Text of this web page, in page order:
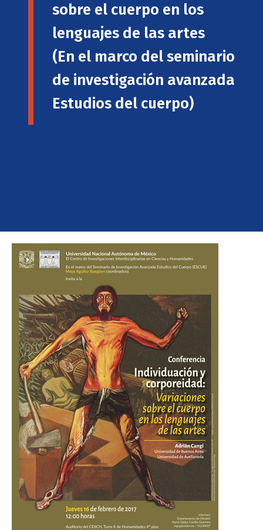
sobre el cuerpo en los
lenguajes de las artes
(En el marco del seminario
de investigación avanzada
Estudios del cuerpo)